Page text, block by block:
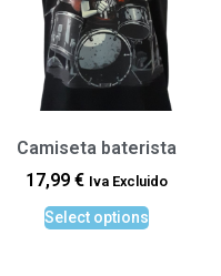
Camiseta baterista
17,99 € Iva Excluido
Select options